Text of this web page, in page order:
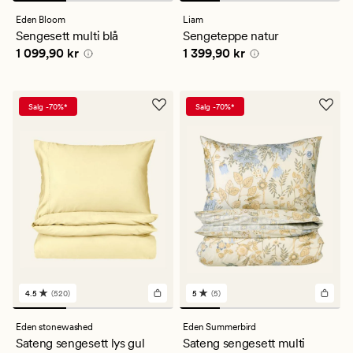
anmeldelser
med
gjennomsnittlig
vurdering
Eden Bloom
Sengesett multi blå
Pris 1 099,90 kr
1 099,90 kr
Liam
Sengeteppe natur
Pris 1 399,90 kr
1 399,90 kr
Salg -70%*
520
anmeldelser
med
gjennomsnittlig
4.5 (520)
Eden stonewashed
Sateng sengesett lys gul
Salg -70%*
5
anmeldelser
med
gjennomsnittlig
5 (5)
Eden Summerbird
Sateng sengesett multi